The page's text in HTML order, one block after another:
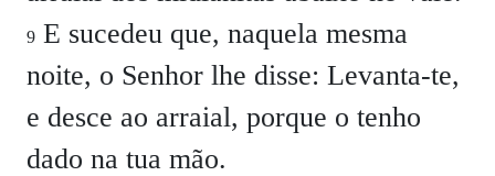
9 E sucedeu que, naquela mesma
noite, o Senhor lhe disse: Levanta-te,
e desce ao arraial, porque o tenho
dado na tua mão.